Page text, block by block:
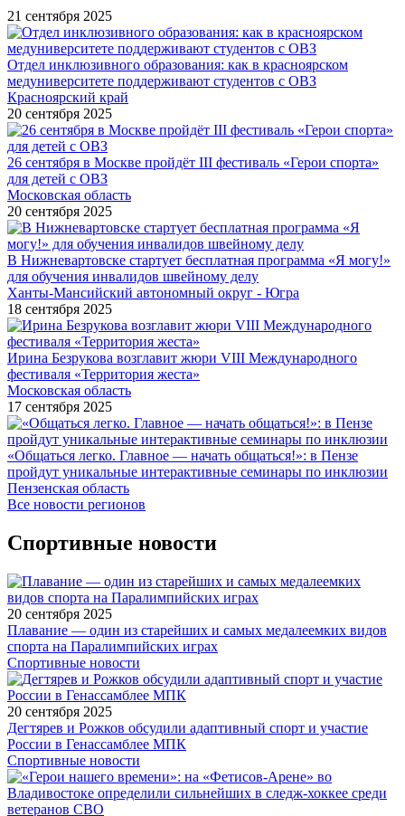
21 сентября 2025
Отдел инклюзивного образования: как в красноярском
медуниверситете поддерживают студентов с ОВЗ
Красноярский край
20 сентября 2025
26 сентября в Москве пройдёт III фестиваль «Герои спорта»
для детей с ОВЗ
Московская область
20 сентября 2025
В Нижневартовске стартует бесплатная программа «Я могу!»
для обучения инвалидов швейному делу
Ханты-Мансийский автономный округ - Югра
18 сентября 2025
Ирина Безрукова возглавит жюри VIII Международного
фестиваля «Территория жеста»
Московская область
17 сентября 2025
«Общаться легко. Главное — начать общаться!»: в Пензе
пройдут уникальные интерактивные семинары по инклюзии
Пензенская область
Все новости регионов
Спортивные новости
20 сентября 2025
Плавание — один из старейших и самых медалеемких видов
спорта на Паралимпийских играх
Спортивные новости
20 сентября 2025
Дегтярев и Рожков обсудили адаптивный спорт и участие
России в Генассамблее МПК
Спортивные новости